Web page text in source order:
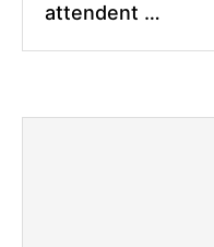
attendent …